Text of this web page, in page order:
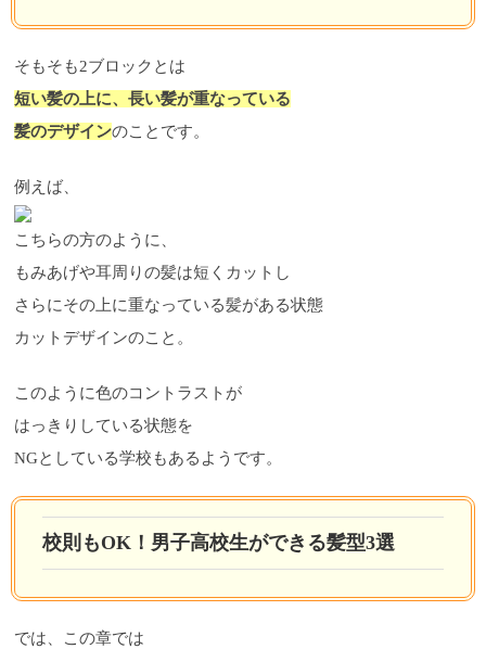
そもそも2ブロックとは
短い髪の上に、長い髪が重なっている
髪のデザインのことです。
例えば、
こちらの方のように、
もみあげや耳周りの髪は短くカットし
さらにその上に重なっている髪がある状態
カットデザインのこと。
このように色のコントラストが
はっきりしている状態を
NGとしている学校もあるようです。
校則もOK！男子高校生ができる髪型3選
では、この章では